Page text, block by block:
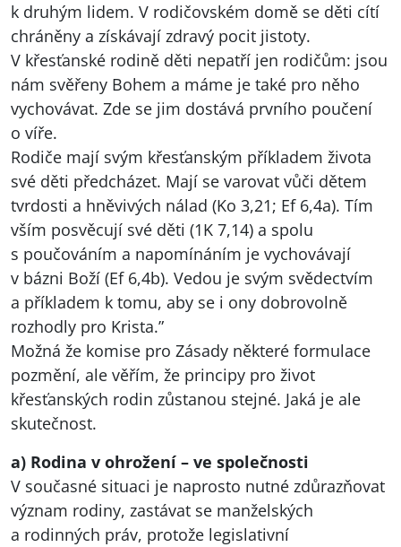
k druhým lidem. V rodičovském domě se děti cítí
chráněny a získávají zdravý pocit jistoty.
V křesťanské rodině děti nepatří jen rodičům: jsou
nám svěřeny Bohem a máme je také pro něho
vychovávat. Zde se jim dostává prvního poučení
o víře.
Rodiče mají svým křesťanským příkladem života
své děti předcházet. Mají se varovat vůči dětem
tvrdosti a hněvivých nálad (Ko 3,21; Ef 6,4a). Tím
vším posvěcují své děti (1K 7,14) a spolu
s poučováním a napomínáním je vychovávají
v bázni Boží (Ef 6,4b). Vedou je svým svědectvím
a příkladem k tomu, aby se i ony dobrovolně
rozhodly pro Krista.”
Možná že komise pro Zásady některé formulace
pozmění, ale věřím, že principy pro život
křesťanských rodin zůstanou stejné. Jaká je ale
skutečnost.
a) Rodina v ohrožení – ve společnosti
V současné situaci je naprosto nutné zdůrazňovat
význam rodiny, zastávat se manželských
a rodinných práv, protože legislativní